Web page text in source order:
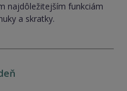
najdôležitejším funkciám
a skratky.